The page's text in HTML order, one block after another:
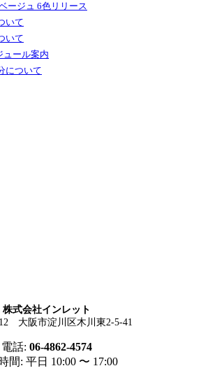
ージュ 6色リリース
いて
いて
ュール案内
について
株式会社インレット
大阪市淀川区木川東2-5-41
電話: 06-4862-4574
間: 平日 10:00 〜 17:00